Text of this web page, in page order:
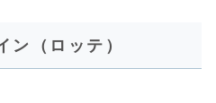
ン（ロッテ）